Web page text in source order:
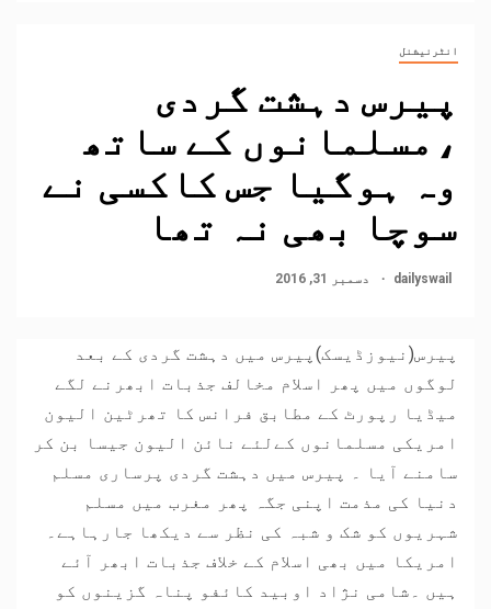
انٹرنیشنل
پیرس دہشت گردی
،مسلمانوں کے ساتھ
وہ ہوگیا جس کاکسی نے
سوچا بھی نہ تھا
dailyswail دسمبر 31, 2016
پیرس(نیوزڈیسک)پیرس میں دہشت گردی کے بعد
لوگوں میں پھر اسلام مخالف جذبات ابھرنے لگے
میڈیا رپورٹ کے مطابق فرانس کا تھرٹین الیون
امریکی مسلمانوں کےلئے نائن الیون جیسا بن کر
سامنے آیا ۔ پیرس میں دہشت گردی پرساری مسلم
دنیا کی مذمت اپنی جگہ پھر مغرب میں مسلم
شہریوں کو شک و شبہ کی نظر سے دیکھا جارہاہے۔
امریکا میں بھی اسلام کے خلاف جذبات ابھر آئے
ہیں ۔شامی نژاد اوبید کائفو پناہ گزینوں کو